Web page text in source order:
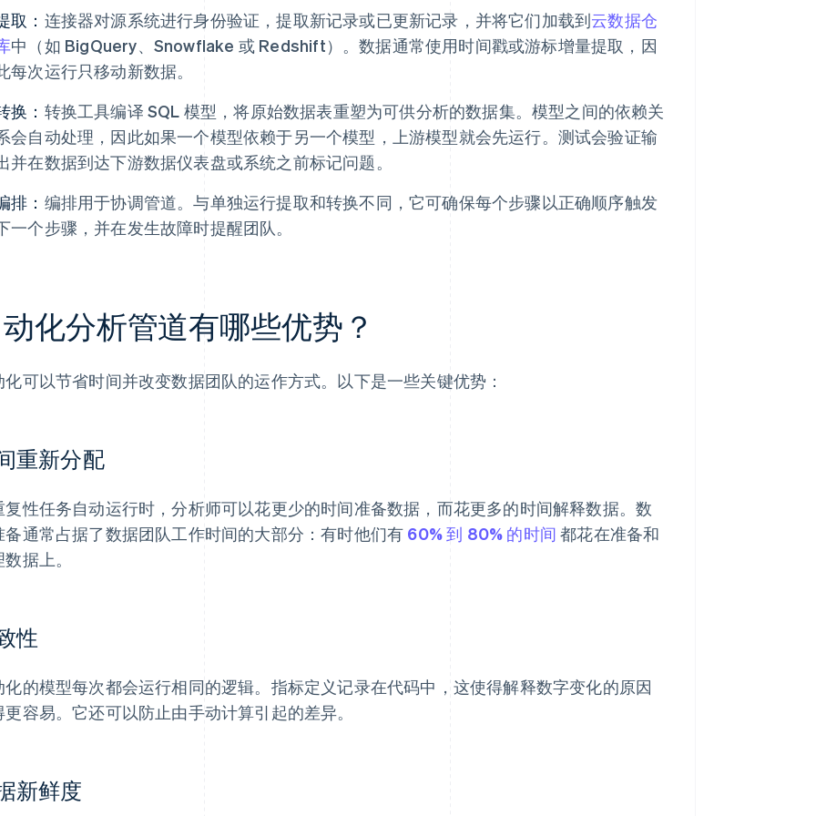
取： 连接器对源系统进行身份验证，提取新记录或已更新记录，并将它们加载到云数据仓
中（如 BigQuery、Snowflake 或 Redshift）。数据通常使用时间戳或游标增量提取，因
每次运行只移动新数据。
换： 转换工具编译 SQL 模型，将原始数据表重塑为可供分析的数据集。模型之间的依赖关
会自动处理，因此如果一个模型依赖于另一个模型，上游模型就会先运行。测试会验证输
并在数据到达下游数据仪表盘或系统之前标记问题。
排： 编排用于协调管道。与单独运行提取和转换不同，它可确保每个步骤以正确顺序触发
一个步骤，并在发生故障时提醒团队。
化分析管道有哪些优势？
化可以节省时间并改变数据团队的运作方式。以下是一些关键优势：
重新分配
复性任务自动运行时，分析师可以花更少的时间准备数据，而花更多的时间解释数据。数
备通常占据了数据团队工作时间的大部分：有时他们有 60% 到 80% 的时间 都花在准备和
据上。
性
化的模型每次都会运行相同的逻辑。指标定义记录在代码中，这使得解释数字变化的原因
更容易。它还可以防止由手动计算引起的差异。
新鲜度